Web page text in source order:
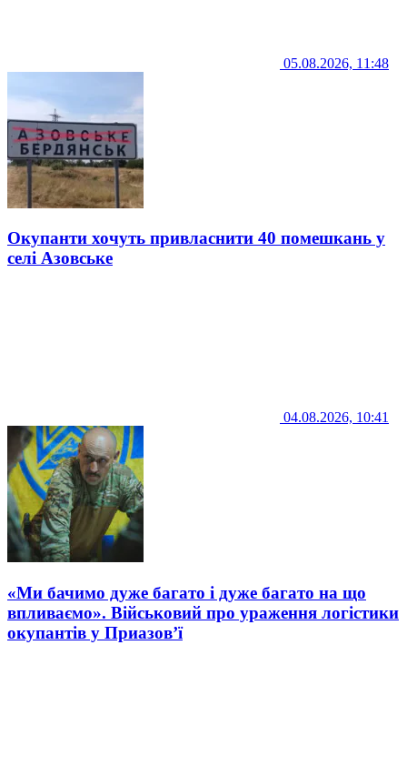
05.08.2026, 11:48
Окупанти хочуть привласнити 40 помешкань у
селі Азовське
04.08.2026, 10:41
«Ми бачимо дуже багато і дуже багато на що
впливаємо». Військовий про ураження логістики
окупантів у Приазов’ї